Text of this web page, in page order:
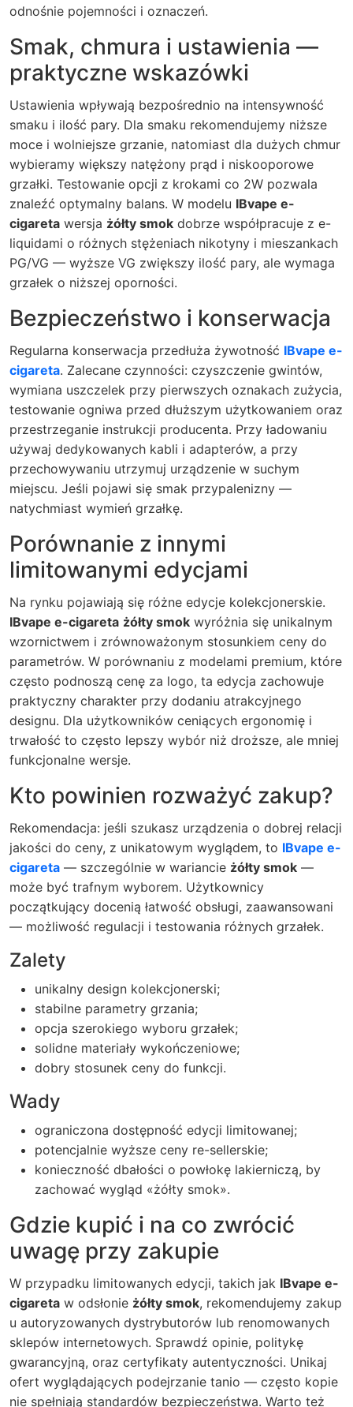
odnośnie pojemności i oznaczeń.
Smak, chmura i ustawienia —
praktyczne wskazówki
Ustawienia wpływają bezpośrednio na intensywność
smaku i ilość pary. Dla smaku rekomendujemy niższe
moce i wolniejsze grzanie, natomiast dla dużych chmur
wybieramy większy natężony prąd i niskooporowe
grzałki. Testowanie opcji z krokami co 2W pozwala
znaleźć optymalny balans. W modelu IBvape e-
cigareta wersja żółty smok dobrze współpracuje z e-
liquidami o różnych stężeniach nikotyny i mieszankach
PG/VG — wyższe VG zwiększy ilość pary, ale wymaga
grzałek o niższej oporności.
Bezpieczeństwo i konserwacja
Regularna konserwacja przedłuża żywotność IBvape e-
cigareta. Zalecane czynności: czyszczenie gwintów,
wymiana uszczelek przy pierwszych oznakach zużycia,
testowanie ogniwa przed dłuższym użytkowaniem oraz
przestrzeganie instrukcji producenta. Przy ładowaniu
używaj dedykowanych kabli i adapterów, a przy
przechowywaniu utrzymuj urządzenie w suchym
miejscu. Jeśli pojawi się smak przypalenizny —
natychmiast wymień grzałkę.
Porównanie z innymi
limitowanymi edycjami
Na rynku pojawiają się różne edycje kolekcjonerskie.
IBvape e-cigareta żółty smok wyróżnia się unikalnym
wzornictwem i zrównoważonym stosunkiem ceny do
parametrów. W porównaniu z modelami premium, które
często podnoszą cenę za logo, ta edycja zachowuje
praktyczny charakter przy dodaniu atrakcyjnego
designu. Dla użytkowników ceniących ergonomię i
trwałość to często lepszy wybór niż droższe, ale mniej
funkcjonalne wersje.
Kto powinien rozważyć zakup?
Rekomendacja: jeśli szukasz urządzenia o dobrej relacji
jakości do ceny, z unikatowym wyglądem, to IBvape e-
cigareta — szczególnie w wariancie żółty smok —
może być trafnym wyborem. Użytkownicy
początkujący docenią łatwość obsługi, zaawansowani
— możliwość regulacji i testowania różnych grzałek.
Zalety
unikalny design kolekcjonerski;
stabilne parametry grzania;
opcja szerokiego wyboru grzałek;
solidne materiały wykończeniowe;
dobry stosunek ceny do funkcji.
Wady
ograniczona dostępność edycji limitowanej;
potencjalnie wyższe ceny re-sellerskie;
konieczność dbałości o powłokę lakierniczą, by
zachować wygląd «żółty smok».
Gdzie kupić i na co zwrócić
uwagę przy zakupie
W przypadku limitowanych edycji, takich jak IBvape e-
cigareta w odsłonie żółty smok, rekomendujemy zakup
u autoryzowanych dystrybutorów lub renomowanych
sklepów internetowych. Sprawdź opinie, politykę
gwarancyjną, oraz certyfikaty autentyczności. Unikaj
ofert wyglądających podejrzanie tanio — często kopie
nie spełniają standardów bezpieczeństwa. Warto też